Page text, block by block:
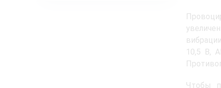
10,5 В,
Чтобы